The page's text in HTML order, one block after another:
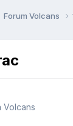
Forum Volcans
Volcans